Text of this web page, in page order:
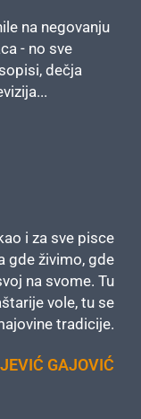
na negovanju
- no sve
dečja
i za sve pisce
gde živimo, gde
na svome. Tu
vole, tu se
tradicije.
GAJOVIĆ